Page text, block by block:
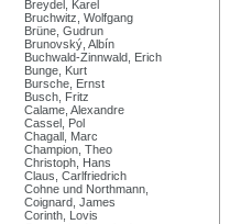
Breydel, Karel
Bruchwitz, Wolfgang
Brüne, Gudrun
Brunovský, Albín
Buchwald-Zinnwald, Erich
Bunge, Kurt
Bursche, Ernst
Busch, Fritz
Calame, Alexandre
Cassel, Pol
Chagall, Marc
Champion, Theo
Christoph, Hans
Claus, Carlfriedrich
Cohne und Northmann,
Coignard, James
Corinth, Lovis